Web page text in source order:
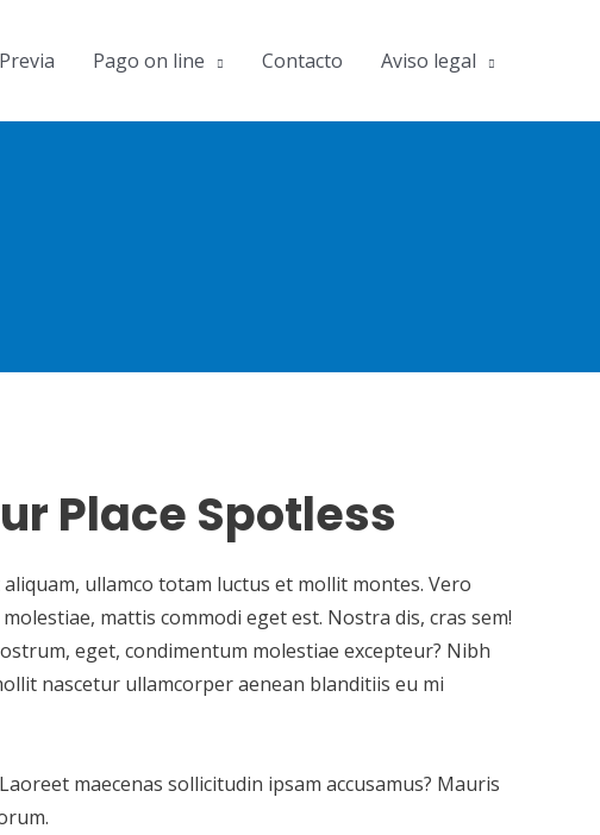
Pago on line Contacto Aviso legal
Place Spotless
ullamco totam luctus et mollit montes. Vero
mattis commodi eget est. Nostra dis, cras sem!
eget, condimentum molestiae excepteur? Nibh
nascetur ullamcorper aenean blanditiis eu mi
maecenas sollicitudin ipsam accusamus? Mauris